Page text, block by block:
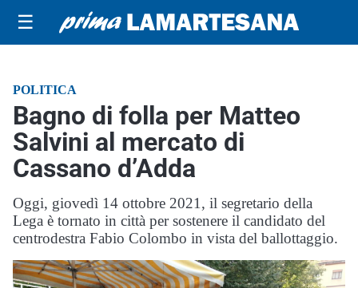
☰
POLITICA
Bagno di folla per Matteo
Salvini al mercato di
Cassano d’Adda
Oggi, giovedì 14 ottobre 2021, il segretario della
Lega è tornato in città per sostenere il candidato del
centrodestra Fabio Colombo in vista del ballottaggio.